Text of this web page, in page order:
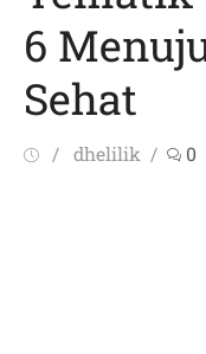
6
Sehat
PostedAuthor
dhelilik 0